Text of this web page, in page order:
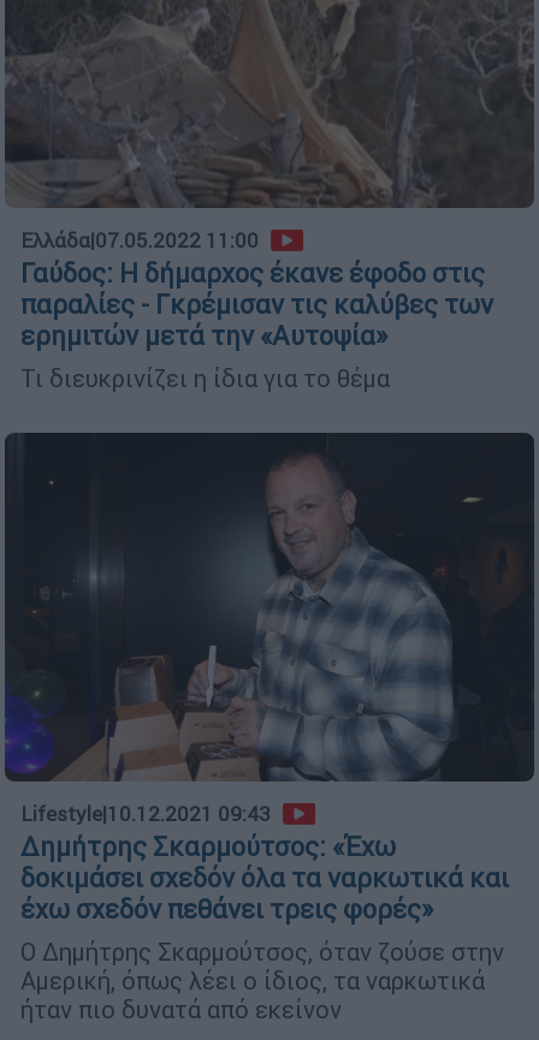
Ελλάδα|07.05.2022 11:00
Γαύδος: Η δήμαρχος έκανε έφοδο στις
παραλίες - Γκρέμισαν τις καλύβες των
ερημιτών μετά την «Αυτοψία»
Τι διευκρινίζει η ίδια για το θέμα
Lifestyle|10.12.2021 09:43
Δημήτρης Σκαρμούτσος: «Έχω
δοκιμάσει σχεδόν όλα τα ναρκωτικά και
έχω σχεδόν πεθάνει τρεις φορές»
Ο Δημήτρης Σκαρμούτσος, όταν ζούσε στην
Αμερική, όπως λέει ο ίδιος, τα ναρκωτικά
ήταν πιο δυνατά από εκείνον